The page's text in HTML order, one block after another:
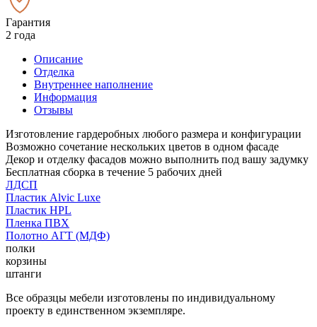
Гарантия
2 года
Описание
Отделка
Внутреннее наполнение
Информация
Отзывы
Изготовление гардеробных любого размера и конфигурации
Возможно сочетание нескольких цветов в одном фасаде
Декор и отделку фасадов можно выполнить под вашу задумку
Бесплатная сборка в течение 5 рабочих дней
ЛДСП
Пластик Alvic Luxe
Пластик HPL
Пленка ПВХ
Полотно АГТ (МДФ)
полки
корзины
штанги
Все образцы мебели изготовлены по индивидуальному
проекту в единственном экземпляре.